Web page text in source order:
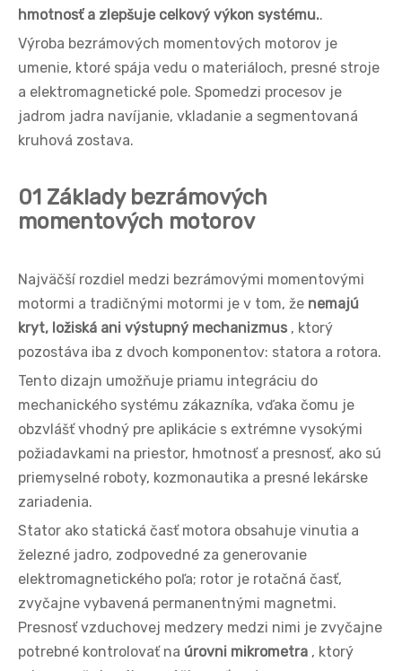
hmotnosť a zlepšuje celkový výkon systému..
Výroba bezrámových momentových motorov je
umenie, ktoré spája vedu o materiáloch, presné stroje
a elektromagnetické pole. Spomedzi procesov je
jadrom jadra navíjanie, vkladanie a segmentovaná
kruhová zostava.
01 Základy bezrámových
momentových motorov
Najväčší rozdiel medzi bezrámovými momentovými
motormi a tradičnými motormi je v tom, že nemajú
kryt, ložiská ani výstupný mechanizmus , ktorý
pozostáva iba z dvoch komponentov: statora a rotora.
Tento dizajn umožňuje priamu integráciu do
mechanického systému zákazníka, vďaka čomu je
obzvlášť vhodný pre aplikácie s extrémne vysokými
požiadavkami na priestor, hmotnosť a presnosť, ako sú
priemyselné roboty, kozmonautika a presné lekárske
zariadenia.
Stator ako statická časť motora obsahuje vinutia a
železné jadro, zodpovedné za generovanie
elektromagnetického poľa; rotor je rotačná časť,
zvyčajne vybavená permanentnými magnetmi.
Presnosť vzduchovej medzery medzi nimi je zvyčajne
potrebné kontrolovať na úrovni mikrometra , ktorý